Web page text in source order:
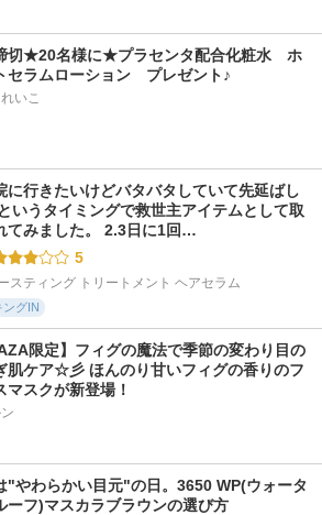
切★20名様に★プラセンタ配合化粧水　ホ
セラムローション　プレゼント♪
いこ
に行きたいけどバタバタしていて先延ばし
いうタイミングで救世主アイテムとして取
てみました。 2.3日に1回…
5
スティング トリートメント ヘアセラム
ングIN
限定】フィグの魔法で季節の変わり目の
肌ケア☆彡 ほんのり甘いフィグの香りのフ
マスクが新登場！
"やわらかい目元"の日。3650 WP(ウォータ
ーフ)マスカラブラウンの選び方